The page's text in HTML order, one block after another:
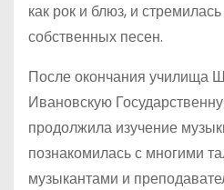
как рок и блюз, и
собственных песен.
После окончания училища
Ивановскую
продолжила изучение
познакомилась с многими
музыкантами и